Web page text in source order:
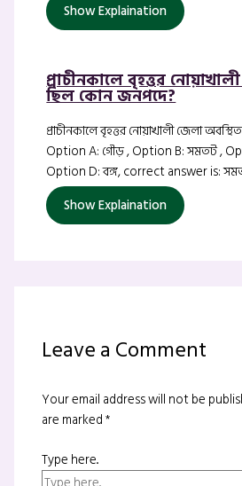
Show Explaination
প্রাচীনকালে বৃহত্তর
ছিল কোন জনপদে?
প্রাচীনকালে বৃহত্তর নোয়াখালী জেলা
Option A: গৌড় , Option B: সমতট ,
Option D: বঙ্গ, correct answer is:
Show Explaination
Leave a Comment
Your email address will not be
are marked*
Type here..